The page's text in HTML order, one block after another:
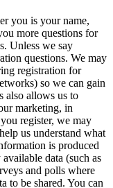
you is your name,
more questions for
Unless we say
questions. We may
registration for
so we can gain
also allows us to
marketing, in
register, we may
us understand what
is produced
data (such as
and polls where
to be shared. You can